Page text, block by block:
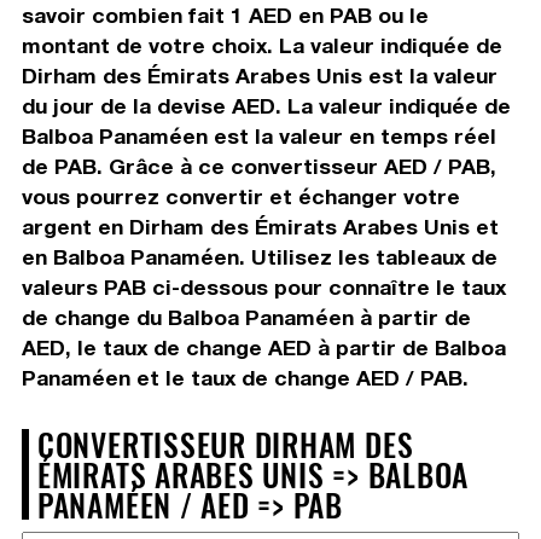
savoir combien fait 1 AED en PAB ou le
montant de votre choix. La valeur indiquée de
Dirham des Émirats Arabes Unis est la valeur
du jour de la devise AED. La valeur indiquée de
Balboa Panaméen est la valeur en temps réel
de PAB. Grâce à ce convertisseur AED / PAB,
vous pourrez convertir et échanger votre
argent en Dirham des Émirats Arabes Unis et
en Balboa Panaméen. Utilisez les tableaux de
valeurs PAB ci-dessous pour connaître le taux
de change du Balboa Panaméen à partir de
AED, le taux de change AED à partir de Balboa
Panaméen et le taux de change AED / PAB.
CONVERTISSEUR DIRHAM DES
ÉMIRATS ARABES UNIS => BALBOA
PANAMÉEN / AED => PAB